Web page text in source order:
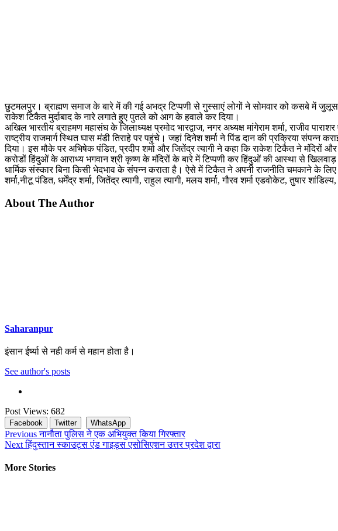
छुटमलपुर। ब्राह्मण समाज के बारे में की गई अभद्र टिप्पणी से गुस्साएं लोगों ने सोमवार को कसबे में
राकेश टिकैत मुर्दाबाद के नारे लगाते हुए पुतले को आग के हवाले कर‌ दिया।
अखिल भारतीय ब्राहमण महासंघ के जिलाध्यक्ष प्रमोद भारद्वाज, नगर अध्यक्ष मांगेराम शर्मा, राजीव
राष्ट्रीय राजमार्ग स्थित घास मंडी तिराहे पर पहुंचे। जहां दिनेश शर्मा ने पिंड दान की प्रक्रिया
दिया। इस मौके पर अभिषेक पंडित, प्रदीप शर्मा और जितेंद्र त्यागी ने कहा कि राकेश टिकैत ने
करोडों हिंदुओं के आराध्य भगवान श्री कृष्ण के मंदिरों के बारे में टिप्पणी कर हिंदुओं की आस्था से
धार्मिक संस्कार बिना किसी भेदभाव के संपन्न कराता है। ऐसे में टिकैत ने अपनी राजनीति चमकाने के लिए
शर्मा,नीटू पंडित, धर्मेंद्र शर्मा, जितेंद्र त्यागी, राहुल त्यागी, मलय शर्मा, गौरव शर्मा एडवोकेट, तुषार
About The Author
Saharanpur
इंसान ईर्ष्या से नही कर्म से महान होता है।
See author's posts
Post Views: 682
Facebook Twitter WhatsApp
Continue
Reading
Previousनानौता पुलिस ने एक अभियुक्त किया गिरफ्तार
Nextहिंदुस्तान स्काउट्स एंड गाइड्स एसोसिएशन उत्तर प्रदेश द्वारा
More Stories